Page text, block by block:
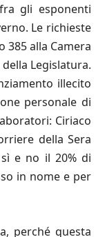
gli esponenti
Le richieste
alla Camera
Legislatura.
illecito
personale di
Ciriaco
della Sera
e no il 20% di
in nome e per
perché questa